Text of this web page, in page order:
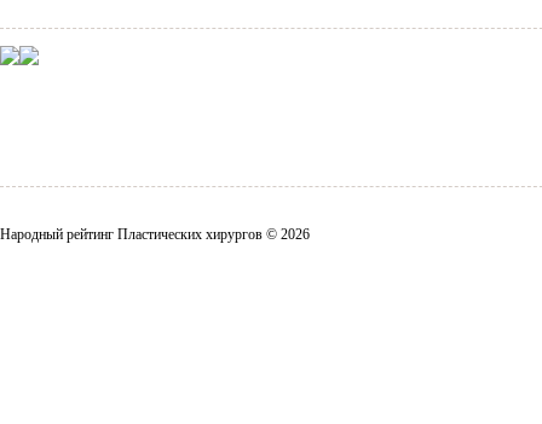
Народный рейтинг Пластических хирургов © 2026